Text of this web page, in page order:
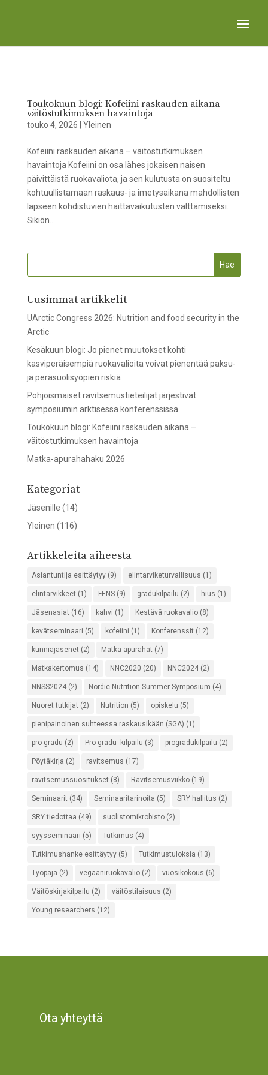
Toukokuun blogi: Kofeiini raskauden aikana –
väitöstutkimuksen havaintoja
touko 4, 2026 Yleinen
Kofeiini raskauden aikana – väitöstutkimuksen
havaintoja Kofeiini on osa lähes jokaisen naisen
päivittäistä ruokavaliota, ja sen kulutusta on suositeltu
kohtuullistamaan raskaus- ja imetysaikana mahdollisten
lapseen kohdistuvien haittavaikutusten välttämiseksi.
Sikiön...
Uusimmat artikkelit
UArctic Congress 2026: Nutrition and food security in the
Arctic
Kesäkuun blogi: Jo pienet muutokset kohti
kasviperäisempiä ruokavalioita voivat pienentää paksu-
ja peräsuolisyöpien riskiä
Pohjoismaiset ravitsemustieteilijät järjestivät
symposiumin arktisessa konferenssissa
Toukokuun blogi: Kofeiini raskauden aikana –
väitöstutkimuksen havaintoja
Matka-apurahahaku 2026
Kategoriat
Jäsenille (14)
Yleinen (116)
Artikkeleita aiheesta
Asiantuntija esittäytyy(9) elintarviketurvallisuus (1)
elintarvikkeet (1) FENS(9) gradukilpailu (2) hius (1)
Jäsenasiat (16) kahvi (1) Kestävä ruokavalio(8)
kevätseminaari (5) kofeiini (1) Konferenssit (12)
kunniajäsenet (2) Matka-apurahat (7)
Matkakertomus (14) NNC2020 (20) NNC2024(2)
NNSS2024(2) Nordic Nutrition Summer Symposium (4)
Nuoret tutkijat (2) Nutrition (5) opiskelu (5)
pienipainoinen suhteessa raskausikään (SGA) (1)
pro gradu (2) Pro gradu -kilpailu (3) progradukilpailu (2)
Pöytäkirja (2) ravitsemus (17)
ravitsemussuositukset (8) Ravitsemusviikko(19)
Seminaarit (34) Seminaaritarinoita (5) SRY hallitus (2)
SRY tiedottaa (49) suolistomikrobisto(2)
syysseminaari (5) Tutkimus (4)
Tutkimushanke esittäytyy(5) Tutkimustuloksia (13)
Työpaja (2) vegaaniruokavalio(2) vuosikokous (6)
Väitöskirjakilpailu (2) väitöstilaisuus (2)
Young researchers (12)
Ota yhteyttä